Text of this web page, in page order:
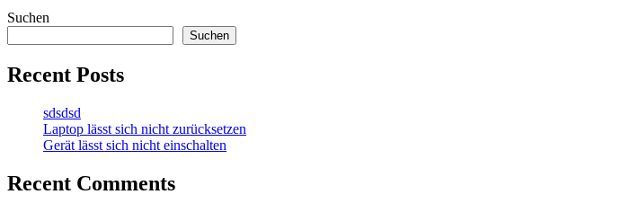
Suchen
Suchen
Recent Posts
sdsdsd
Laptop lässt sich nicht zurücksetzen
Gerät lässt sich nicht einschalten
Recent Comments